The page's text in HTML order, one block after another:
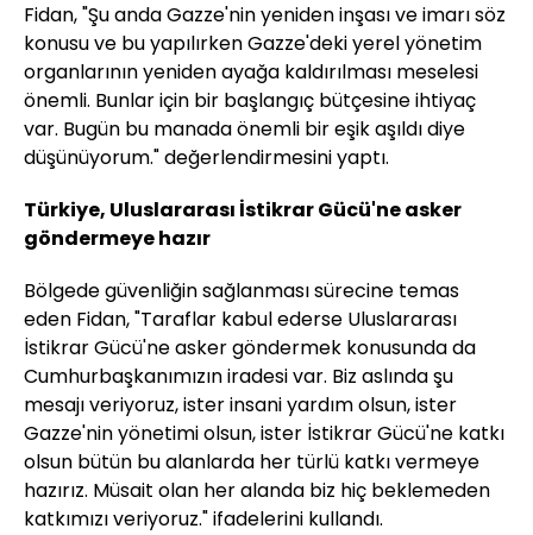
Fidan, "Şu anda Gazze'nin yeniden inşası ve imarı söz
konusu ve bu yapılırken Gazze'deki yerel yönetim
organlarının yeniden ayağa kaldırılması meselesi
önemli. Bunlar için bir başlangıç bütçesine ihtiyaç
var. Bugün bu manada önemli bir eşik aşıldı diye
düşünüyorum." değerlendirmesini yaptı.
Türkiye, Uluslararası İstikrar Gücü'ne asker
göndermeye hazır
Bölgede güvenliğin sağlanması sürecine temas
eden Fidan, "Taraflar kabul ederse Uluslararası
İstikrar Gücü'ne asker göndermek konusunda da
Cumhurbaşkanımızın iradesi var. Biz aslında şu
mesajı veriyoruz, ister insani yardım olsun, ister
Gazze'nin yönetimi olsun, ister İstikrar Gücü'ne katkı
olsun bütün bu alanlarda her türlü katkı vermeye
hazırız. Müsait olan her alanda biz hiç beklemeden
katkımızı veriyoruz." ifadelerini kullandı.